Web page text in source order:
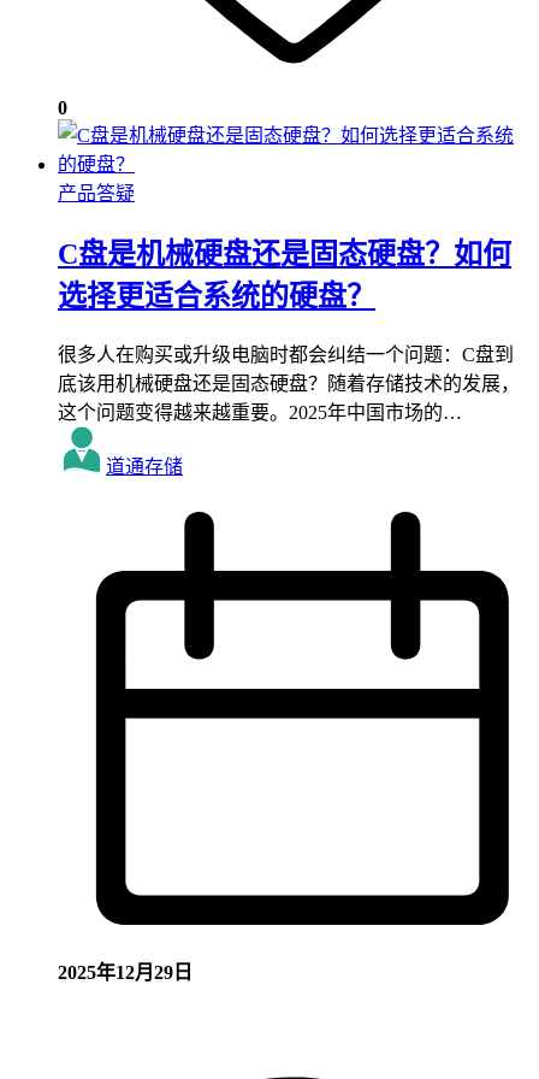
0
产品答疑
C盘是机械硬盘还是固态硬盘？如何
选择更适合系统的硬盘？
很多人在购买或升级电脑时都会纠结一个问题：C盘到
底该用机械硬盘还是固态硬盘？随着存储技术的发展，
这个问题变得越来越重要。2025年中国市场的…
道通存储
2025年12月29日